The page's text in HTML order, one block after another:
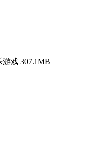
游戏 307.1MB